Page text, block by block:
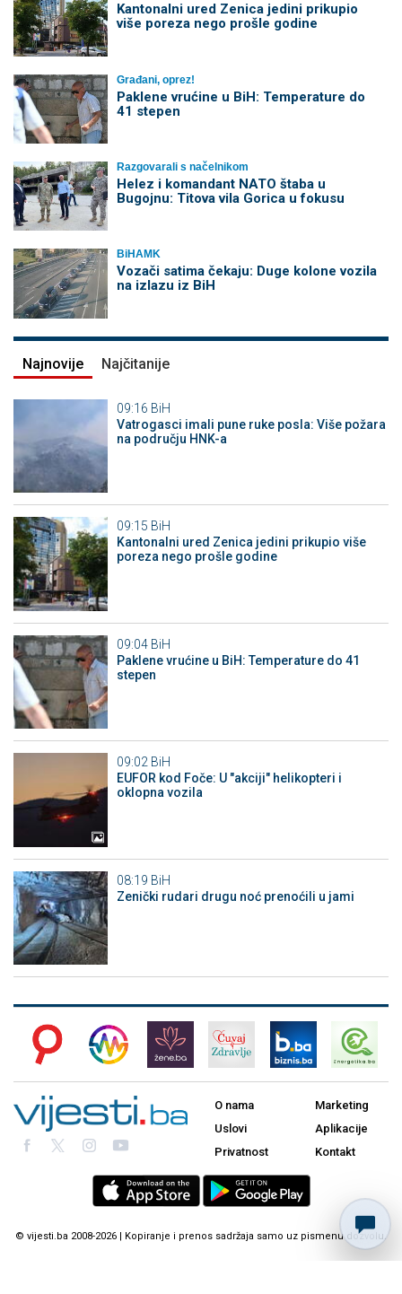
Kantonalni ured Zenica jedini prikupio
više poreza nego prošle godine
Građani, oprez!
Paklene vrućine u BiH: Temperature do
41 stepen
Razgovarali s načelnikom
Helez i komandant NATO štaba u
Bugojnu: Titova vila Gorica u fokusu
BiHAMK
Vozači satima čekaju: Duge kolone vozila
na izlazu iz BiH
Najnovije Najčitanije
09:16 BiH
Vatrogasci imali pune ruke posla: Više požara
na području HNK-a
09:15 BiH
Kantonalni ured Zenica jedini prikupio više
poreza nego prošle godine
09:04 BiH
Paklene vrućine u BiH: Temperature do 41
stepen
09:02 BiH
EUFOR kod Foče: U "akciji" helikopteri i
oklopna vozila
08:19 BiH
Zenički rudari drugu noć prenoćili u jami
O nama
Uslovi
Privatnost
Marketing
Aplikacije
Kontakt
© vijesti.ba 2008-2026 | Kopiranje i prenos sadržaja samo uz pismenu dozvolu.